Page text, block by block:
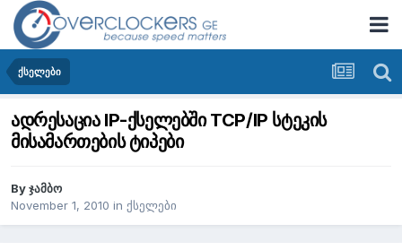
ქსელები
ადრესაცია IP-ქსელებში TCP/IP სტეკის
მისამართების ტიპები
Byჯამბო
November 1, 2010 in ქსელები